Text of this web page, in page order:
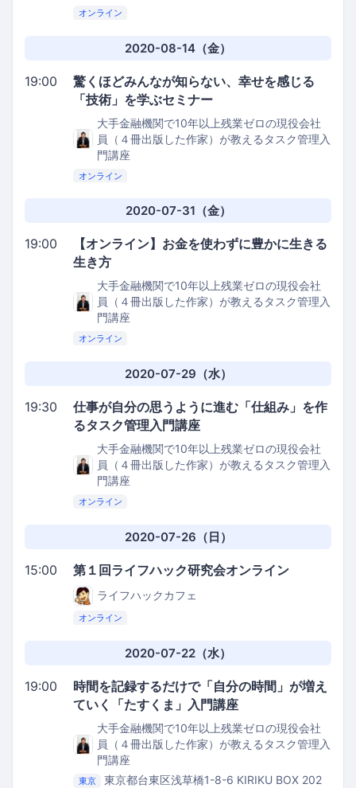
オンライン
2020-08-14（金）
19:00
驚くほどみんなが知らない、幸せを感じる
「技術」を学ぶセミナー
大手金融機関で10年以上残業ゼロの現役会社
員（４冊出版した作家）が教えるタスク管理入
門講座
オンライン
2020-07-31（金）
19:00
【オンライン】お金を使わずに豊かに生きる
生き方
大手金融機関で10年以上残業ゼロの現役会社
員（４冊出版した作家）が教えるタスク管理入
門講座
オンライン
2020-07-29（水）
19:30
仕事が自分の思うように進む「仕組み」を作
るタスク管理入門講座
大手金融機関で10年以上残業ゼロの現役会社
員（４冊出版した作家）が教えるタスク管理入
門講座
オンライン
2020-07-26（日）
15:00 第１回ライフハック研究会オンライン
ライフハックカフェ
オンライン
2020-07-22（水）
19:00
時間を記録するだけで「自分の時間」が増え
ていく「たすくま」入門講座
大手金融機関で10年以上残業ゼロの現役会社
員（４冊出版した作家）が教えるタスク管理入
門講座
東京
東京都台東区浅草橋1-8-6 KIRIKU BOX 202